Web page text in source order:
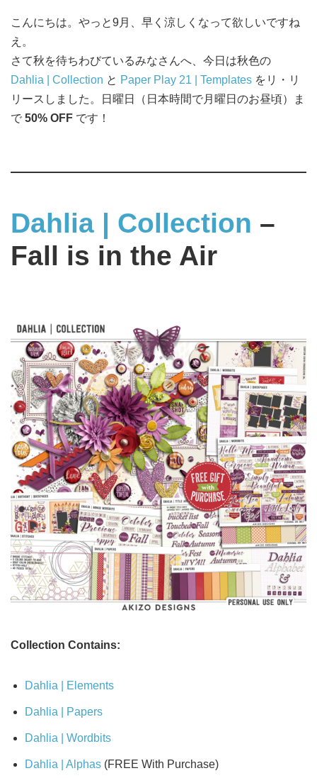
こんにちは。やっと9月、早く涼しくなって欲しいですね
え。
さて秋を待ちわびているみなさんへ、今日は秋色の
Dahlia | Collection と Paper Play 21 | Templates をリ・リ
リースしました。日曜日（日本時間で月曜日のお昼頃）ま
で 50% OFF です！
Dahlia | Collection –
Fall is in the Air
Collection Contains:
Dahlia | Elements
Dahlia | Papers
Dahlia | Wordbits
Dahlia | Alphas (FREE With Purchase)